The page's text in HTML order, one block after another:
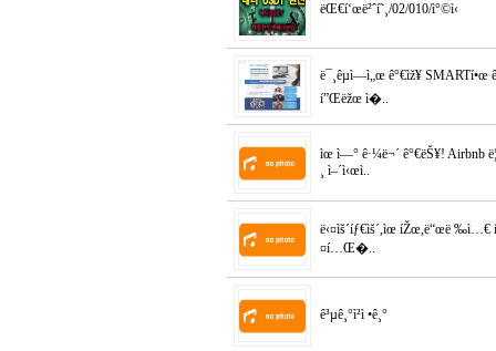
ëŒ€í‘œë²ˆí˜¸/02/010/ì°©ì‹
ë¯¸êµ­ì—ì„œ ê°€ìž¥ SMARTí•œ
í”Œëžœ ì�..
ìœ ì—° ê·¼ë¬´ ê°€ëŠ¥! Airbnb
¸ ì–´ì‹œì..
ë‹¤ìš´íƒ€ìš´,ìœ íŽœ,ë“œë ‰ì…€
¤í…Œ�..
ê³µê¸°ì²­ì •ê¸°